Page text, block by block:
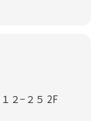
２−２５ 2F